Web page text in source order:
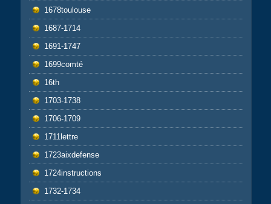
1678toulouse
1687-1714
1691-1747
1699comté
16th
1703-1738
1706-1709
1711lettre
1723aixdefense
1724instructions
1732-1734